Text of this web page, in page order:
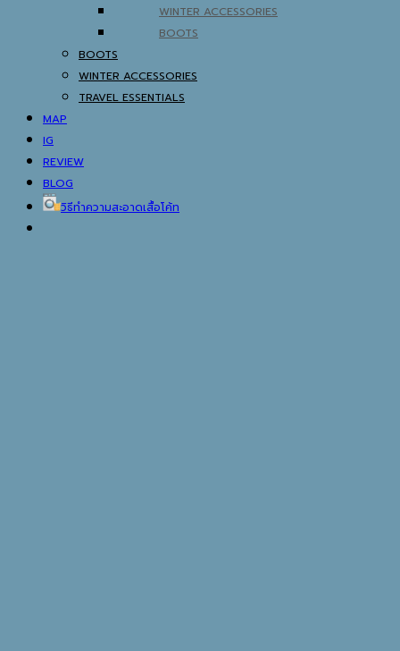
WINTER ACCESSORIES
BOOTS
BOOTS
WINTER ACCESSORIES
TRAVEL ESSENTIALS
MAP
IG
REVIEW
BLOG
วิธีทำความสะอาดเสื้อโค้ท